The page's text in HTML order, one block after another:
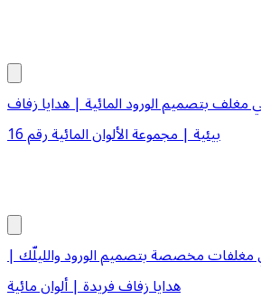
مغلف بتصميم الورود المائية | هدايا زفاف
بيئية | مجموعة الألوان المائية رقم 16
مغلفات مخصصة بتصميم الورود والليلّك |
هدايا زفاف فريدة | ألوان مائية